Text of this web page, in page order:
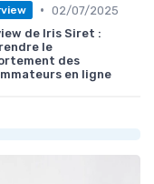
• 02/07/2025
de Iris Siret :
le
des
en ligne